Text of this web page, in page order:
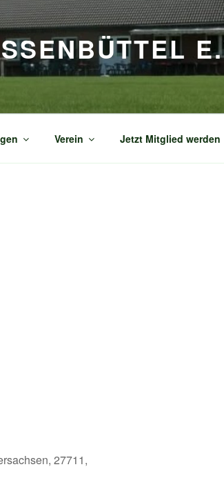
E.V
Verein Jetzt Mitglied werden
27711,